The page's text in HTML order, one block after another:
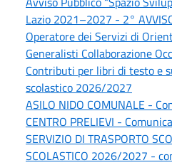
Lazio 2021–2027 - 2°
Operatore dei Servizi di
Generalisti Collaborazione
Contributi per libri di testo e
scolastico 2026/2027
ASILO NIDO COMUNALE -
CENTRO PRELIEVI -
SERVIZIO DI TRASPORTO
SCOLASTICO 2026/2027 -